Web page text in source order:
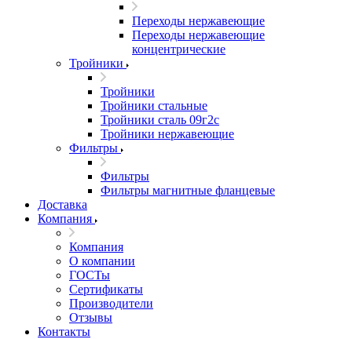
Переходы нержавеющие
Переходы нержавеющие
концентрические
Тройники
Тройники
Тройники стальные
Тройники сталь 09г2с
Тройники нержавеющие
Фильтры
Фильтры
Фильтры магнитные фланцевые
Доставка
Компания
Компания
О компании
ГОСТы
Сертификаты
Производители
Отзывы
Контакты